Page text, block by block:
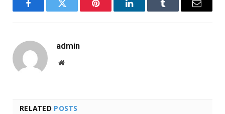
FacebookTwitter Pinterest LinkedInTumblr Email
admin
Website
RELATED POSTS